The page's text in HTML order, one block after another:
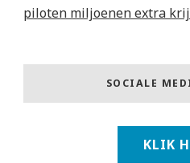
piloten miljoenen extra
SOCIALE
KLIK